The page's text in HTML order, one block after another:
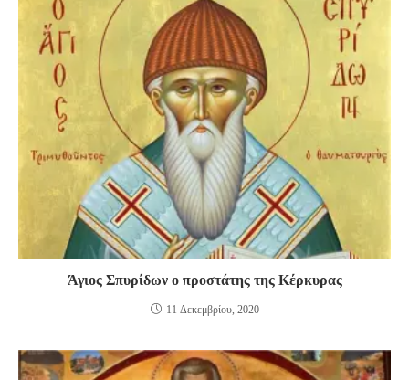
Άγιος Σπυρίδων ο προστάτης της Κέρκυρας
11 Δεκεμβρίου, 2020